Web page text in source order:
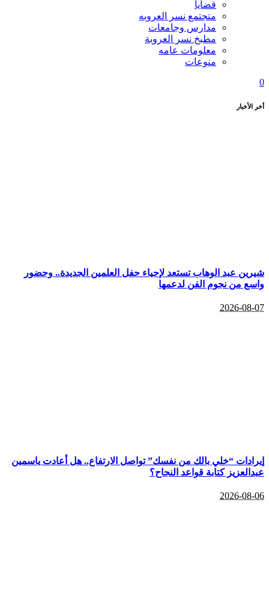
قضايا
متجتمع نسر العروبه
مدارس وجامعات
مطبخ نسر العروبة
معلومات عامه
منوعات
0
أخر الأخبار
شيرين عبد الوهاب تستعد لإحياء حفل العلمين الجديدة.. وحضور
واسع من نجوم الفن لدعمها
2026-08-07
إيرادات “خلي بالك من نفسك” تواصل الارتفاع.. هل أعادت ياسمين
عبدالعزيز كتابة قواعد النجاح؟
2026-08-06